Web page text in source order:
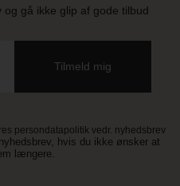
gå ikke glip af gode tilbud
persondatapolitik vedr. nyhedsbrev
hvis du ikke ønsker at
længere.